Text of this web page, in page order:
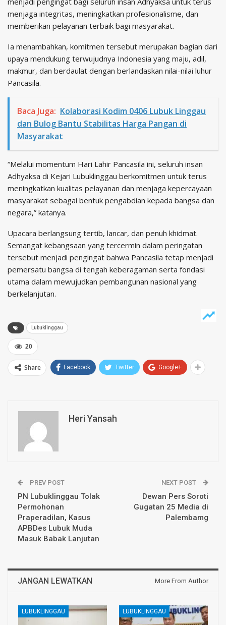
menjaga integritas, meningkatkan profesionalisme, dan
memberikan pelayanan terbaik bagi masyarakat.
Ia menambahkan, komitmen tersebut merupakan bagian dari
upaya mendukung terwujudnya Indonesia yang maju, adil,
makmur, dan berdaulat dengan berlandaskan nilai-nilai luhur
Pancasila.
Baca Juga: Kolaborasi Kodim 0406 Lubuk Linggau
dan Bulog Bantu Stabilitas Harga Pangan di
Masyarakat
“Melalui momentum Hari Lahir Pancasila ini, seluruh insan
Adhyaksa di Kejari Lubuklinggau berkomitmen untuk terus
meningkatkan kualitas pelayanan dan menjaga kepercayaan
masyarakat sebagai bentuk pengabdian kepada bangsa dan
negara,” katanya.
Upacara berlangsung tertib, lancar, dan penuh khidmat.
Semangat kebangsaan yang tercermin dalam peringatan
tersebut menjadi pengingat bahwa Pancasila tetap menjadi
pemersatu bangsa di tengah keberagaman serta fondasi
utama dalam mewujudkan pembangunan nasional yang
berkelanjutan.
Lubuklinggau
20
Share Facebook Twitter Google+
Heri Yansah
PREV POST
PN Lubuklinggau Tolak
Permohonan
Praperadilan, Kasus
APBDes Lubuk Muda
Masuk Babak Lanjutan
NEXT POST
Dewan Pers Soroti
Gugatan 25 Media di
Palembamg
JANGAN LEWATKAN More From Author
LUBUKLINGGAU LUBUKLINGGAU